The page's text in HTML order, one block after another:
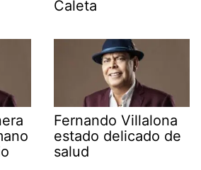
Caleta
Fernando Villalona
estado delicado de
salud